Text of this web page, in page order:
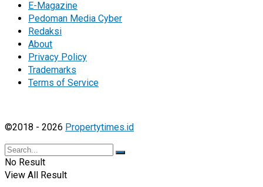
E-Magazine
Pedoman Media Cyber
Redaksi
About
Privacy Policy
Trademarks
Terms of Service
©2018 - 2026 Propertytimes.id
No Result
View All Result